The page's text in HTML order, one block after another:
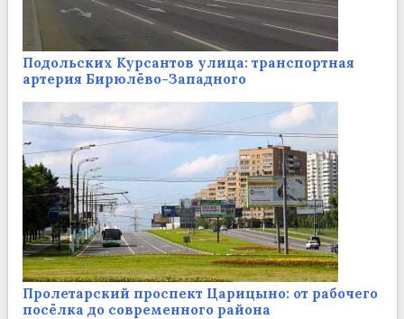
Подольских Курсантов улица: транспортная
артерия Бирюлёво-Западного
Пролетарский проспект Царицыно: от рабочего
посёлка до современного района